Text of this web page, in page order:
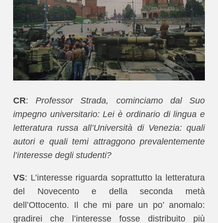
CR:Professor Strada, cominciamo dal Suo
impegno universitario: Lei è ordinario di lingua e
letteratura russa all’Università di Venezia: quali
autori e quali temi attraggono prevalentemente
l’interesse degli studenti?
VS: L’interesse riguarda soprattutto la letteratura
del Novecento e della seconda metà
dell’Ottocento. Il che mi pare un po’ anomalo:
gradirei che l’interesse fosse distribuito più